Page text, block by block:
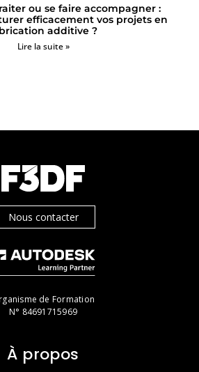
ou se faire accompagner :
efficacement vos projets en
additive ?
Lire la suite »
Nous contacter
de Formation
N° 84691715969
À propos